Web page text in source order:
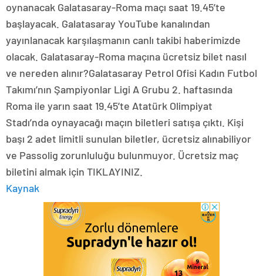
oynanacak Galatasaray-Roma maçı saat 19.45’te
başlayacak. Galatasaray YouTube kanalından
yayınlanacak karşılaşmanın canlı takibi haberimizde
olacak. Galatasaray-Roma maçına ücretsiz bilet nasıl
ve nereden alınır?Galatasaray Petrol Ofisi Kadın Futbol
Takımı’nın Şampiyonlar Ligi A Grubu 2. haftasında
Roma ile yarın saat 19.45’te Atatürk Olimpiyat
Stadı’nda oynayacağı maçın biletleri satışa çıktı. Kişi
başı 2 adet limitli sunulan biletler, ücretsiz alınabiliyor
ve Passolig zorunluluğu bulunmuyor. Ücretsiz maç
biletini almak için TIKLAYINIZ.
Kaynak